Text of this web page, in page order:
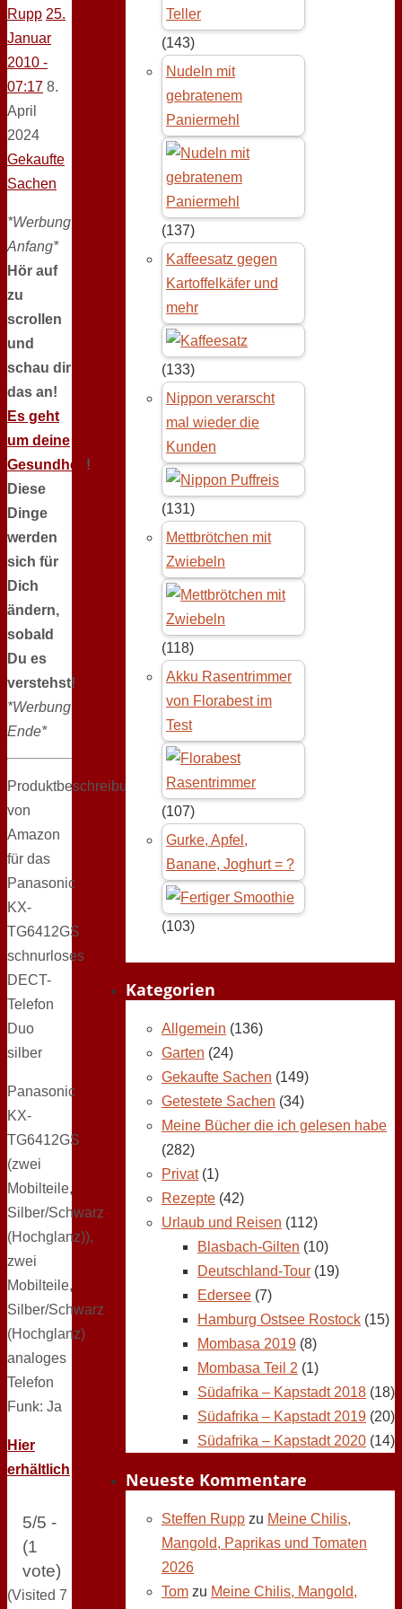
Rupp 25.
Januar
2010 -
07:17 8.
April
2024
Gekaufte
Sachen
*Werbung
Anfang*
Hör auf
zu
scrollen
und
schau dir
das an!
Es geht
um deine
Gesundheit !
Diese
Dinge
werden
sich für
Dich
ändern,
sobald
Du es
verstehst!
*Werbung
Ende*
Produktbeschreibung
von
Amazon
für das
Panasonic
KX-
TG6412GS
schnurloses
DECT-
Telefon
Duo
silber
Panasonic
KX-
TG6412GS
(zwei
Mobilteile,
Silber/Schwarz
(Hochglanz)),
zwei
Mobilteile,
Silber/Schwarz
(Hochglanz)
analoges
Telefon
Funk: Ja
Hier
erhältlich
5/5 -
(1
vote)
(Visited 7
(143)
Nudeln mit
gebratenem
Paniermehl
(137)
Kaffeesatz gegen
Kartoffelkäfer und
mehr
(133)
Nippon verarscht
mal wieder die
Kunden
(131)
Mettbrötchen mit
Zwiebeln
(118)
Akku Rasentrimmer
von Florabest im
Test
(107)
Gurke, Apfel,
Banane, Joghurt = ?
(103)
Kategorien
Allgemein (136)
Garten (24)
Gekaufte Sachen (149)
Getestete Sachen (34)
Meine Bücher die ich gelesen habe
(282)
Privat(1)
Rezepte (42)
Urlaub und Reisen (112)
Blasbach-Gilten (10)
Deutschland-Tour (19)
Edersee (7)
Hamburg Ostsee Rostock (15)
Mombasa 2019 (8)
Mombasa Teil 2 (1)
Südafrika – Kapstadt 2018 (18)
Südafrika – Kapstadt 2019 (20)
Südafrika – Kapstadt 2020 (14)
Neueste Kommentare
Steffen Rupp zu Meine Chilis,
Mangold, Paprikas und Tomaten
2026
Tom zu Meine Chilis, Mangold,